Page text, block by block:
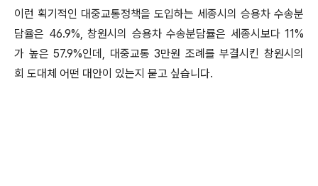
이런 획기적인 대중교통정책을 도입하는 세종시의 승용차 수송분
담율은 46.9%, 창원시의 승용차 수송분담률은 세종시보다 11%
가 높은 57.9%인데, 대중교통 3만원 조례를 부결시킨 창원시의
회 도대체 어떤 대안이 있는지 묻고 싶습니다.